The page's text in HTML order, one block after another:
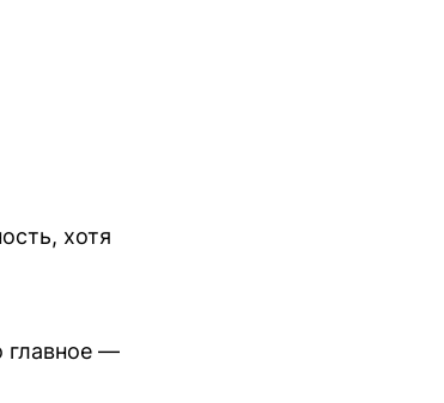
хотя
главное —